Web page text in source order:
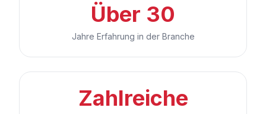
Über 30
Jahre Erfahrung in der Branche
Zahlreiche